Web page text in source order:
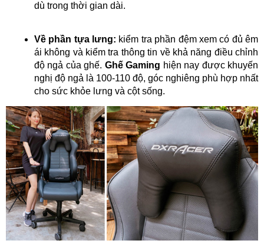
dù trong thời gian dài.
Về phần tựa lưng: kiểm tra phần đệm xem có đủ êm
ái không và kiểm tra thông tin về khả năng điều chỉnh
độ ngả của ghế. Ghế Gaming hiện nay được khuyến
nghị độ ngả là 100-110 độ, góc nghiêng phù hợp nhất
cho sức khỏe lưng và cột sống.